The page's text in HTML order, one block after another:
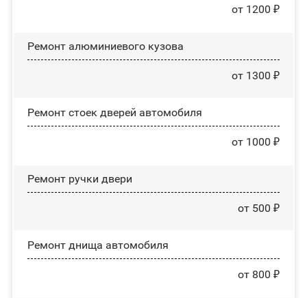
от 1200 ₽
Ремонт алюминиевого кузова
от 1300 ₽
Ремонт стоек дверей автомобиля
от 1000 ₽
Ремонт ручки двери
от 500 ₽
Ремонт днища автомобиля
от 800 ₽